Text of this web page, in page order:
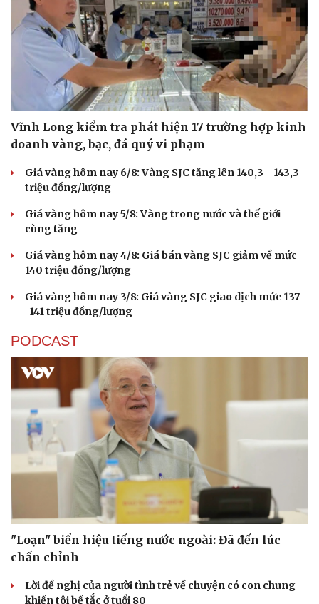
Techcom Life và cách tiếp cận mới cho bài toán bảo vệ
sức khỏe của người Việt
LPBank kiến tạo trải nghiệm giao dịch an tâm trên
không gian số
GIÁ VÀNG
Vĩnh Long kiểm tra phát hiện 17 trường hợp kinh
doanh vàng, bạc, đá quý vi phạm
Giá vàng hôm nay 6/8: Vàng SJC tăng lên 140,3 - 143,3
triệu đồng/lượng
Giá vàng hôm nay 5/8: Vàng trong nước và thế giới
cùng tăng
Giá vàng hôm nay 4/8: Giá bán vàng SJC giảm về mức
140 triệu đồng/lượng
Giá vàng hôm nay 3/8: Giá vàng SJC giao dịch mức 137
-141 triệu đồng/lượng
PODCAST